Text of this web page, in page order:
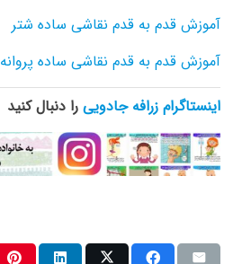
آموزش قدم به قدم نقاشی ساده شتر
آموزش قدم به قدم نقاشی ساده پروانه
اینستاگرام زرافه جادویی را دنبال کنید